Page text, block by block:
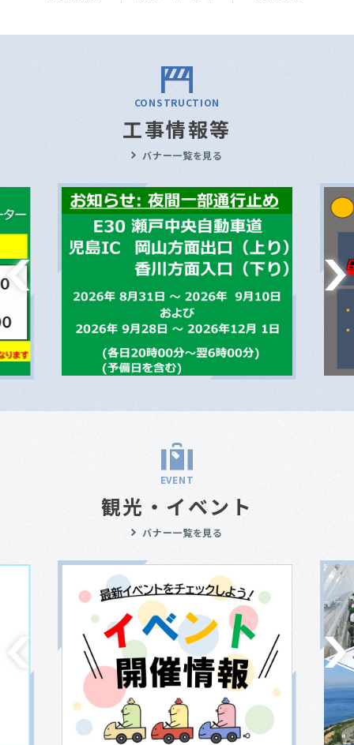
CONSTRUCTION
工事情報等
バナー一覧を見る
EVENT
観光・イベント
バナー一覧を見る